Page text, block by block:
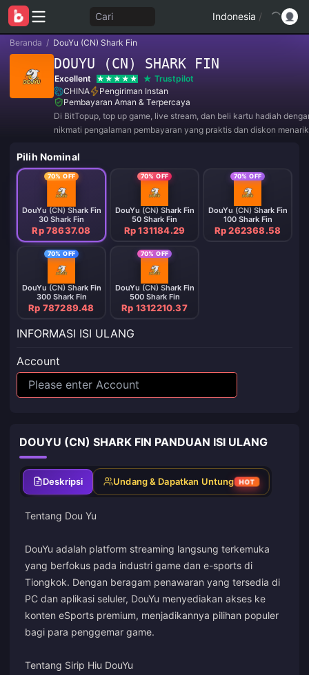
Cari Indonesia /
Beranda / DouYu (CN) Shark Fin
DOUYU (CN) SHARK FIN
Excellent
Trustpilot
CHINA
Pengiriman Instan
Pembayaran Aman & Terpercaya
Di BitTopup, top up game, live stream, dan beli kartu hadiah
nikmati pengalaman pembayaran yang praktis dan diskon
Pilih Nominal
70% OFF
DouYu (CN) Shark Fin
30 Shark Fin
Rp 78637.08
70% OFF
DouYu (CN) Shark Fin
50 Shark Fin
Rp 131184.29
70% OFF
DouYu (CN) Shark Fin
100 Shark Fin
Rp 262368.58
70% OFF
DouYu (CN) Shark Fin
300 Shark Fin
Rp 787289.48
70% OFF
DouYu (CN) Shark Fin
500 Shark Fin
Rp 1312210.37
INFORMASI ISI ULANG
Account
DOUYU (CN) SHARK FIN PANDUAN ISI ULANG
Deskripsi Undang & Dapatkan Untung HOT
Tentang Dou Yu
DouYu adalah platform streaming langsung terkemuka
yang berfokus pada industri game dan e-sports di
Tiongkok. Dengan beragam penawaran yang tersedia di
PC dan aplikasi seluler, DouYu menyediakan akses ke
konten eSports premium, menjadikannya pilihan populer
bagi para penggemar game.
Tentang Sirip Hiu DouYu